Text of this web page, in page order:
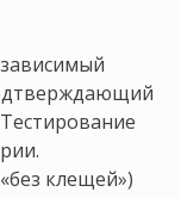
клещей»)